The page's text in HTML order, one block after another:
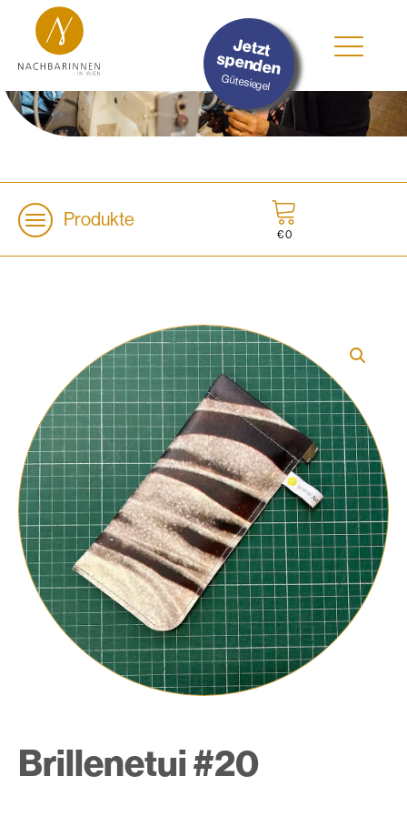
Jetzt
spenden
Gütesiegel
#Nachhaltig
#Sozial
#Lokal
Produkte
€0
Brillenetui #20